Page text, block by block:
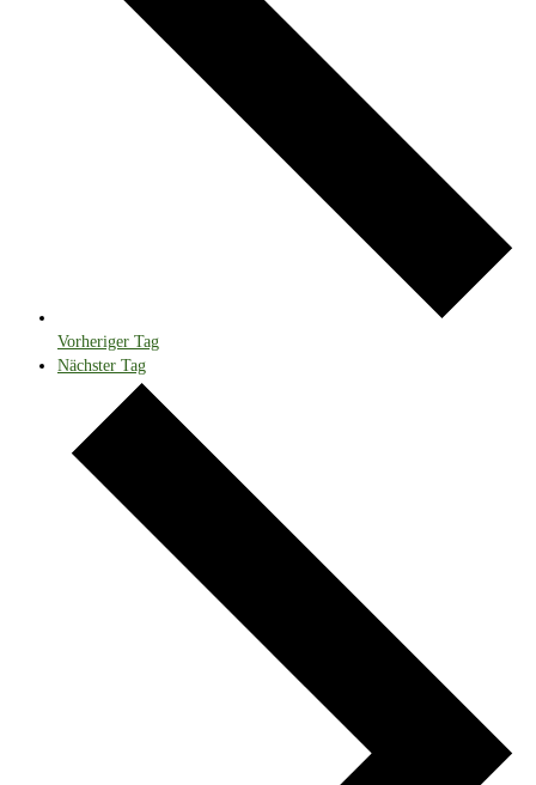
Vorheriger Tag
Nächster Tag